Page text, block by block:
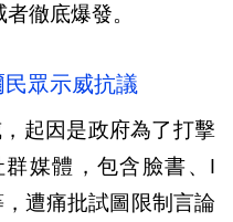
徹底爆發。
眾示威抗議
起因是政府為了打擊
媒體，包含臉書、I
，遭痛批試圖限制言論